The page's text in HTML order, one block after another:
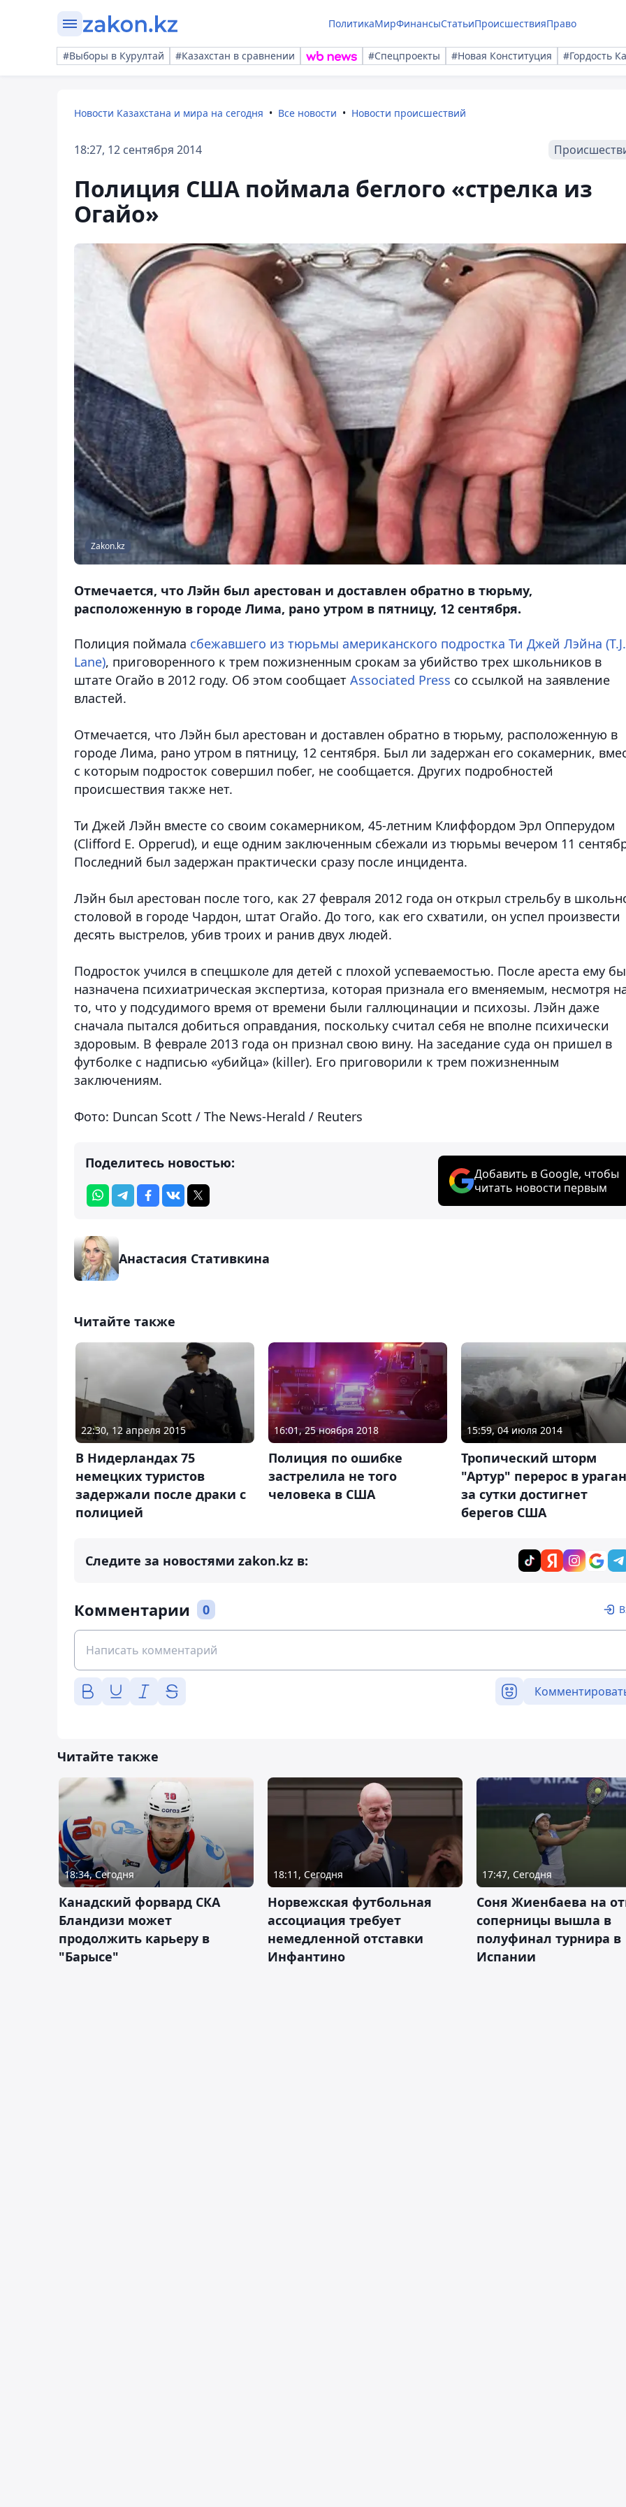
ПолитикаМирФинансыСтатьиПроисшествияПраво
#Выборы в Курултай #Казахстан в сравнении #Спецпроекты #Новая Конституция #Гордость
Новости Казахстана и мира на сегодня Все новости Новости происшествий
18:27, 12 сентября 2014
Полиция США поймала беглого «стрелка из
Огайо»
Zakon.kz
Отмечается, что Лэйн был арестован и доставлен обратно в тюрьму,
расположенную в городе Лима, рано утром в пятницу, 12 сентября.
Полиция поймала сбежавшего из тюрьмы американского подростка Ти Джей Лэйна (T.J.
Lane), приговоренного к трем пожизненным срокам за убийство трех школьников в
штате Огайо в 2012 году. Об этом сообщает Associated Press со ссылкой на заявление
властей.
Отмечается, что Лэйн был арестован и доставлен обратно в тюрьму, расположенную в
городе Лима, рано утром в пятницу, 12 сентября. Был ли задержан его сокамерник,
с которым подросток совершил побег, не сообщается. Других подробностей
происшествия также нет.
Ти Джей Лэйн вместе со своим сокамерником, 45-летним Клиффордом Эрл Опперудом
(Clifford E. Opperud), и еще одним заключенным сбежали из тюрьмы вечером 11
Последний был задержан практически сразу после инцидента.
Лэйн был арестован после того, как 27 февраля 2012 года он открыл стрельбу в
столовой в городе Чардон, штат Огайо. До того, как его схватили, он успел произвести
десять выстрелов, убив троих и ранив двух людей.
Подросток учился в спецшколе для детей с плохой успеваемостью. После ареста ему
назначена психиатрическая экспертиза, которая признала его вменяемым, несмотря
то, что у подсудимого время от времени были галлюцинации и психозы. Лэйн даже
сначала пытался добиться оправдания, поскольку считал себя не вполне психически
здоровым. В феврале 2013 года он признал свою вину. На заседание суда он пришел в
футболке с надписью «убийца» (killer). Его приговорили к трем пожизненным
заключениям.
Фото: Duncan Scott / The News-Herald / Reuters
Поделитесь новостью:
Добавить в Google, чтобы
читать новости первым
Анастасия Стативкина
Читайте также
22:30, 12 апреля 2015
В Нидерландах 75
немецких туристов
задержали после драки с
полицией
16:01, 25 ноября 2018
Полиция по ошибке
застрелила не того
человека в США
15:59, 04 июля 2014
Тропический шторм
"Артур" перерос в
за сутки достигнет
берегов США
Следите за новостями zakon.kz в:
Комментарии 0
Читайте также
18:34, Сегодня
Канадский форвард СКА
Бландизи может
продолжить карьеру в
"Барысе"
18:11, Сегодня
Норвежская футбольная
ассоциация требует
немедленной отставки
Инфантино
17:47, Сегодня
Соня Жиенбаева на
соперницы вышла в
полуфинал турнира в
Испании